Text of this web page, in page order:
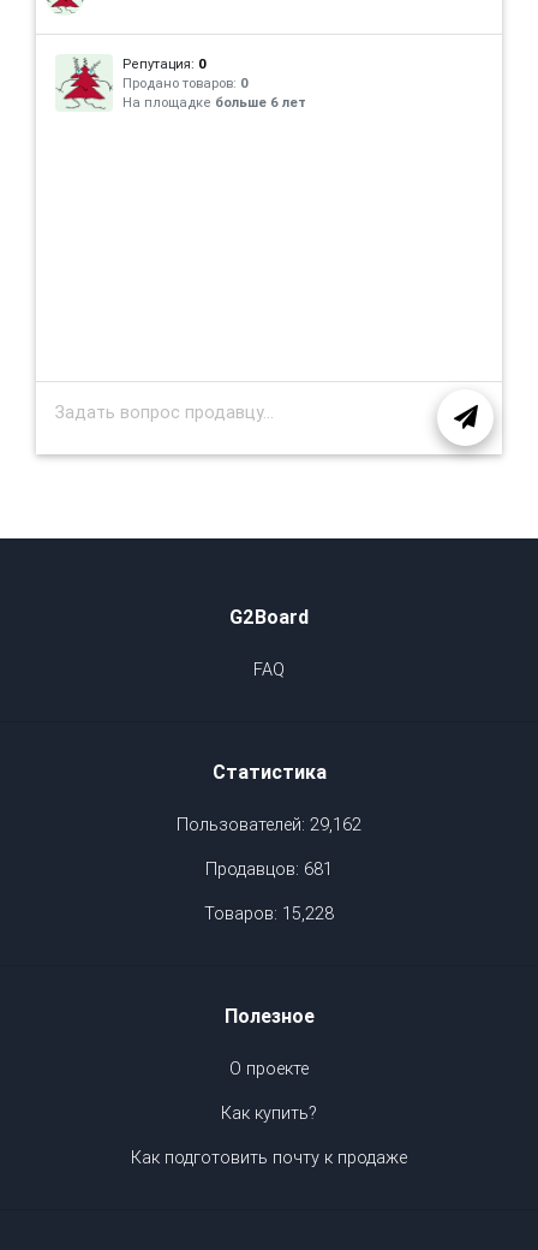
Репутация: 0
Продано товаров: 0
На площадке больше 6 лет
G2Board
FAQ
Статистика
Пользователей: 29,162
Продавцов: 681
Товаров: 15,228
Полезное
О проекте
Как купить?
Как подготовить почту к продаже